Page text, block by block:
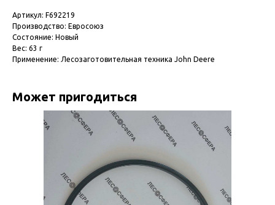
Артикул: F692219
Производство: Евросоюз
Состояние: Новый
Вес: 63 г
Применение: Лесозаготовительная техника John Deere
Может пригодиться